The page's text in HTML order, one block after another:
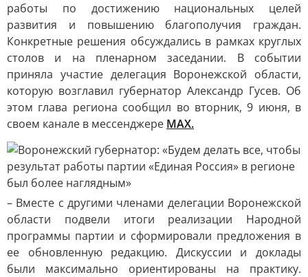
работы по достижению национальных целей
развития и повышению благополучия граждан.
Конкретные решения обсуждались в рамках круглых
столов и на пленарном заседании. В событии
приняла участие делегация Воронежской области,
которую возглавил губернатор Александр Гусев. Об
этом глава региона сообщил во вторник, 9 июня, в
своем канале в мессенджере MAX.
– Вместе с другими членами делегации Воронежской
области подвели итоги реализации Народной
программы партии и сформировали предложения в
ее обновленную редакцию. Дискуссии и доклады
были максимально ориентированы на практику.